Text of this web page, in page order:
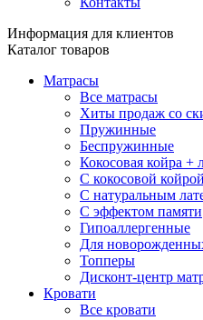
Информация для клиентов
Каталог товаров
Матрасы
Все матрасы
Хиты продаж со
Пружинные
Беспружинные
Кокосовая койра +
С кокосовой койрой
С натуральным
С эффектом памяти
Гипоаллергенные
Для
Топперы
Дисконт-центр
Кровати
Все кровати